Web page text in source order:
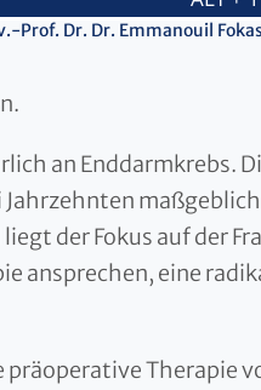
Prof. Dr. Dr. Emmanouil
an Enddarmkrebs.
Jahrzehnten
der Fokus auf der
ansprechen, eine
präoperative Therapie